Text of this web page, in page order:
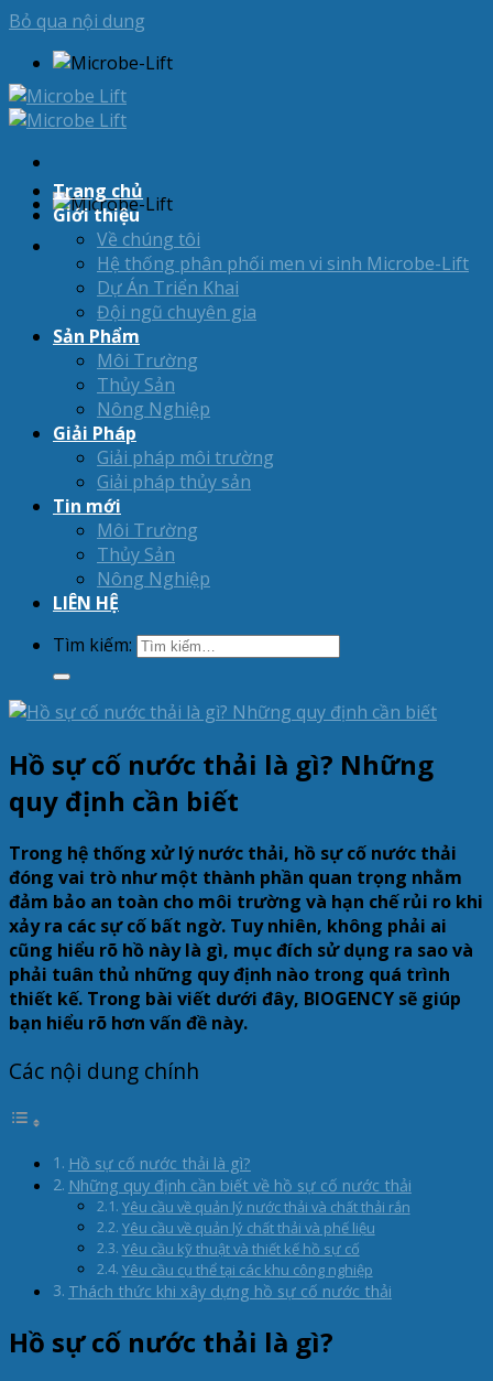
Bỏ qua nội dung
Trang chủ
Giới thiệu
Về chúng tôi
Hệ thống phân phối men vi sinh Microbe-Lift
Dự Án Triển Khai
Đội ngũ chuyên gia
Sản Phẩm
Môi Trường
Thủy Sản
Nông Nghiệp
Giải Pháp
Giải pháp môi trường
Giải pháp thủy sản
Tin mới
Môi Trường
Thủy Sản
Nông Nghiệp
LIÊN HỆ
Tìm kiếm:
Hồ sự cố nước thải là gì? Những
quy định cần biết
Trong hệ thống xử lý nước thải, hồ sự cố nước thải
đóng vai trò như một thành phần quan trọng nhằm
đảm bảo an toàn cho môi trường và hạn chế rủi ro khi
xảy ra các sự cố bất ngờ. Tuy nhiên, không phải ai
cũng hiểu rõ hồ này là gì, mục đích sử dụng ra sao và
phải tuân thủ những quy định nào trong quá trình
thiết kế. Trong bài viết dưới đây, BIOGENCY sẽ giúp
bạn hiểu rõ hơn vấn đề này.
Các nội dung chính
Hồ sự cố nước thải là gì?
Những quy định cần biết về hồ sự cố nước thải
Yêu cầu về quản lý nước thải và chất thải rắn
Yêu cầu về quản lý chất thải và phế liệu
Yêu cầu kỹ thuật và thiết kế hồ sự cố
Yêu cầu cụ thể tại các khu công nghiệp
Thách thức khi xây dựng hồ sự cố nước thải
Hồ sự cố nước thải là gì?